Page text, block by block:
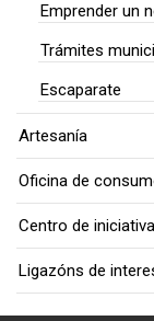
Emprender un
Trámites
Escaparate
Artesanía
Oficina de
Centro de
Ligazóns de